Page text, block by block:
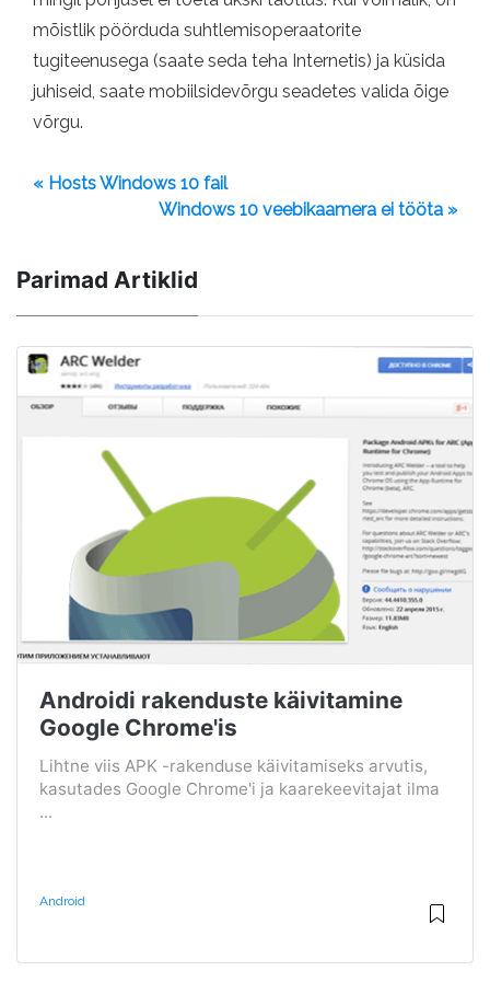
mõistlik pöörduda suhtlemisoperaatorite
tugiteenusega (saate seda teha Internetis) ja küsida
juhiseid, saate mobiilsidevõrgu seadetes valida õige
võrgu.
« Hosts Windows 10 fail
Windows 10 veebikaamera ei tööta »
Parimad Artiklid
Androidi rakenduste käivitamine
Google Chrome'is
Lihtne viis APK -rakenduse käivitamiseks arvutis,
kasutades Google Chrome'i ja kaarekeevitajat ilma
...
Android